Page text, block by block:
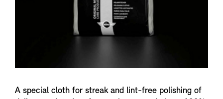
A special cloth for streak and lint-free polishing of